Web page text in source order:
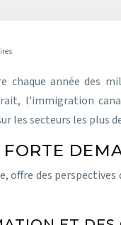
l’immigration
les secteurs les plus
FORTE
offre des